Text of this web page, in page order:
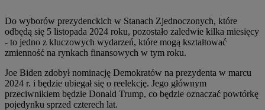
Do wyborów prezydenckich w Stanach Zjednoczonych, które
odbędą się 5 listopada 2024 roku, pozostało zaledwie kilka miesięcy
- to jedno z kluczowych wydarzeń, które mogą kształtować
zmienność na rynkach finansowych w tym roku.
Joe Biden zdobył nominację Demokratów na prezydenta w marcu
2024 r. i będzie ubiegał się o reelekcję. Jego głównym
przeciwnikiem będzie Donald Trump, co będzie oznaczać powtórkę
pojedynku sprzed czterech lat.